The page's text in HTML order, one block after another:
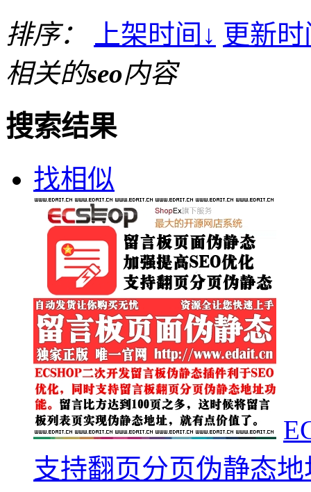
排序：
上架时间 ↓ 更新时
相关的seo内容
搜索结果
找相似
支持翻页分页伪静态